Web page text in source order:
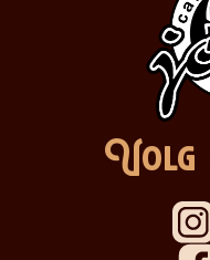
Volg